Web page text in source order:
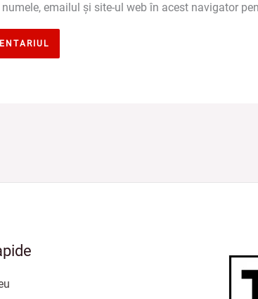
emailul și site-ul web în acest navigator